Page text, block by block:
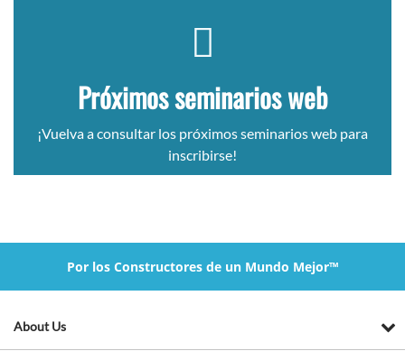
Próximos seminarios web
¡Vuelva a consultar los próximos seminarios web para
inscribirse!
Por los Constructores de un Mundo Mejor™
About Us